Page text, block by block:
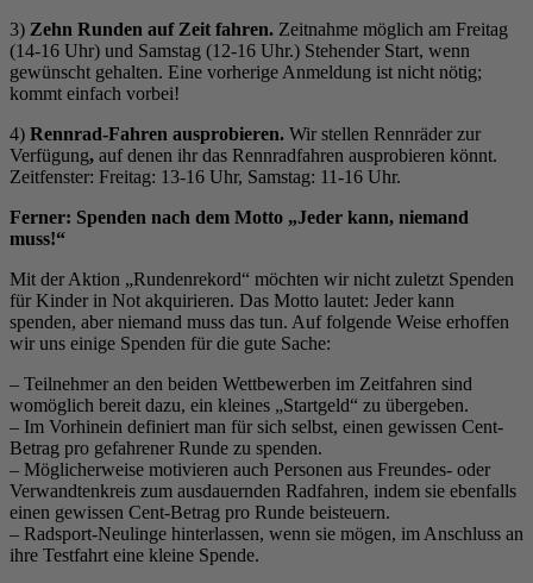
3) Zehn Runden auf Zeit fahren. Zeitnahme möglich am Freitag
(14-16 Uhr) und Samstag (12-16 Uhr.) Stehender Start, wenn
gewünscht gehalten. Eine vorherige Anmeldung ist nicht nötig;
kommt einfach vorbei!
4) Rennrad-Fahren ausprobieren. Wir stellen Rennräder zur
Verfügung, auf denen ihr das Rennradfahren ausprobieren könnt.
Zeitfenster: Freitag: 13-16 Uhr, Samstag: 11-16 Uhr.
Ferner: Spenden nach dem Motto „Jeder kann, niemand
muss!“
Mit der Aktion „Rundenrekord“ möchten wir nicht zuletzt Spenden
für Kinder in Not akquirieren. Das Motto lautet: Jeder kann
spenden, aber niemand muss das tun. Auf folgende Weise erhoffen
wir uns einige Spenden für die gute Sache:
– Teilnehmer an den beiden Wettbewerben im Zeitfahren sind
womöglich bereit dazu, ein kleines „Startgeld“ zu übergeben.
– Im Vorhinein definiert man für sich selbst, einen gewissen Cent-
Betrag pro gefahrener Runde zu spenden.
– Möglicherweise motivieren auch Personen aus Freundes- oder
Verwandtenkreis zum ausdauernden Radfahren, indem sie ebenfalls
einen gewissen Cent-Betrag pro Runde beisteuern.
– Radsport-Neulinge hinterlassen, wenn sie mögen, im Anschluss an
ihre Testfahrt eine kleine Spende.